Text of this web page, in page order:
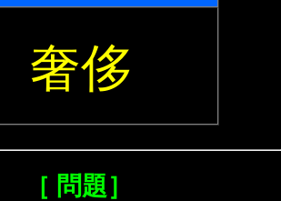
奢侈
［ 問題］